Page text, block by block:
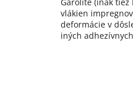
vlákien
deformácie v
iných